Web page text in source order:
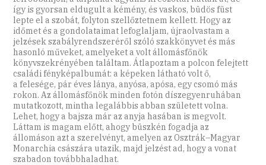
így is gyorsan eldugult a kémény, és vaskos, büdös füst
lepte el a szobát, folyton szellőztetnem kellett. Hogy az
időmet és a gondolataimat lefoglaljam, újraolvastam a
jelzések szabályrendszeréről szóló szakkönyvet és más
hasonló műveket, amelyeket a volt állomásfőnök
könyvszekrényében találtam. Átlapoztam a polcon felejtett
családi fényképalbumát: a képeken látható volt ő,
a felesége, pár éves lánya, anyósa, apósa, egy csomó más
rokon. Az állomásfőnök minden fotón díszegyenruhában
mutatkozott, mintha legalábbis abban született volna.
Lehet, hogy a bajsza már az anyja hasában is megvolt.
Láttam is magam előtt, ahogy büszkén fogadja az
állomáson azt a szerelvényt, amelyen az Osztrák–Magyar
Monarchia császára utazik, majd jelzést ad, hogy a vonat
szabadon továbbhaladhat.